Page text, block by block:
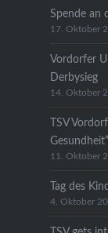
Spende an
17. Oktober
Vordorfer
Derbysieg
14. Oktober
TSV
Gesundheit“
11. Oktober
Tag des
4. Oktober